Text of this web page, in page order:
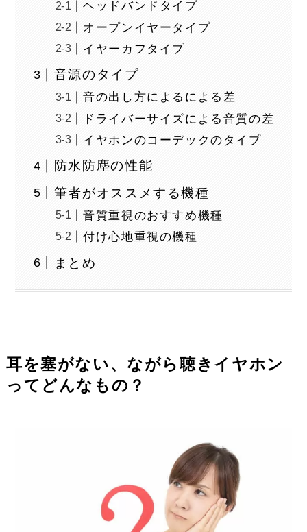
ヘッドバンドタイプ
オープンイヤータイプ
イヤーカフタイプ
音源のタイプ
音の出し方によるによる差
ドライバーサイズによる音質の差
イヤホンのコーデックのタイプ
防水防塵の性能
筆者がオススメする機種
音質重視のおすすめ機種
付け心地重視の機種
まとめ
耳を塞がない、ながら聴きイヤホン
ってどんなもの？